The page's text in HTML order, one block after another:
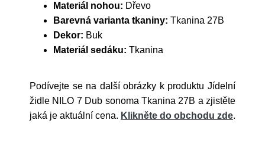
Materiál nohou: Dřevo
Barevná varianta tkaniny: Tkanina 27B
Dekor: Buk
Materiál sedáku: Tkanina
Podívejte se na další obrázky k produktu Jídelní
židle NILO 7 Dub sonoma Tkanina 27B a zjistěte
jaká je aktuální cena. Klikněte do obchodu zde.